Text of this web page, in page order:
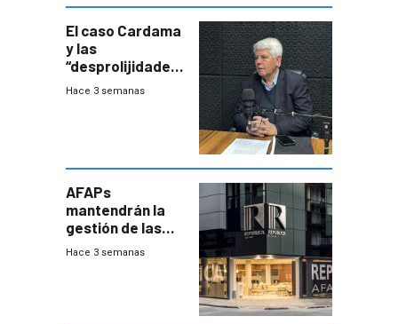
innovadora
El caso Cardama
y las
“desprolijidades”
que la
Hace 3 semanas
AFAPs
mantendrán la
gestión de las
cuentas
Hace 3 semanas